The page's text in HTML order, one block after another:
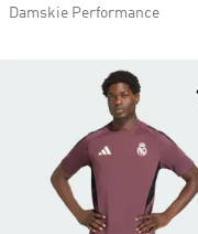
Damskie Performance